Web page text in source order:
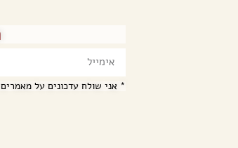
* אני שולח עדכונים על